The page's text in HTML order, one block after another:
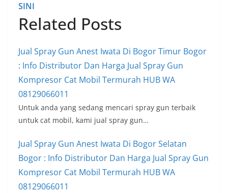
SINI
Related Posts
Jual Spray Gun Anest Iwata Di Bogor Timur Bogor
: Info Distributor Dan Harga Jual Spray Gun
Kompresor Cat Mobil Termurah HUB WA
08129066011
Untuk anda yang sedang mencari spray gun terbaik
untuk cat mobil, kami jual spray gun…
Jual Spray Gun Anest Iwata Di Bogor Selatan
Bogor : Info Distributor Dan Harga Jual Spray Gun
Kompresor Cat Mobil Termurah HUB WA
08129066011